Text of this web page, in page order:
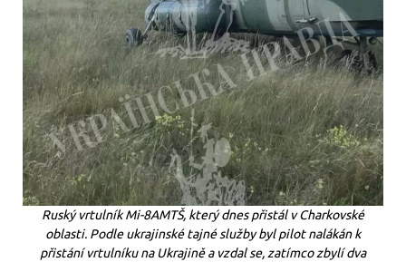
Ruský vrtulník Mi-8AMTŠ, který dnes přistál v Charkovské
oblasti. Podle ukrajinské tajné služby byl pilot nalákán k
přistání vrtulníku na Ukrajině a vzdal se, zatímco zbylí dva